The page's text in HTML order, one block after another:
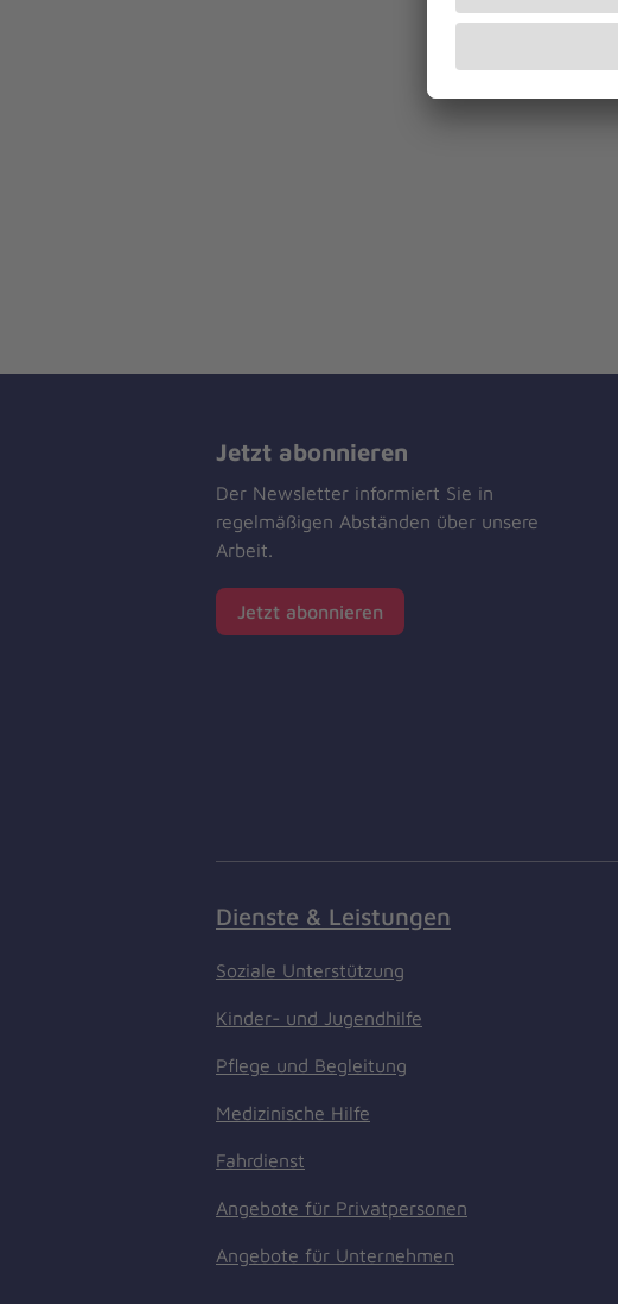
Jetzt abonnieren
Der Newsletter informiert Sie in
regelmäßigen Abständen über unsere
Arbeit.
Jetzt abonnieren
Dienste & Leistungen
Soziale Unterstützung
Kinder- und Jugendhilfe
Pflege und Begleitung
Medizinische Hilfe
Fahrdienst
Angebote für Privatpersonen
Angebote für Unternehmen